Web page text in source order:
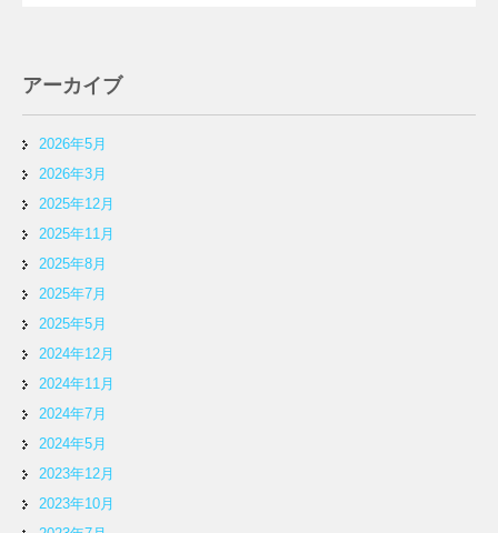
アーカイブ
2026年5月
2026年3月
2025年12月
2025年11月
2025年8月
2025年7月
2025年5月
2024年12月
2024年11月
2024年7月
2024年5月
2023年12月
2023年10月